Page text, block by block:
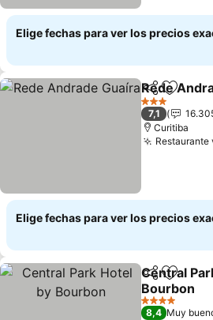
Elige fechas para ver los precios
Compartir
Rede
3 Estrellas
7,1
Curitiba
Elige fechas para ver los precios
Compartir
Central
Bourbon
Ver precios
4 Estrellas
8,4 Muy